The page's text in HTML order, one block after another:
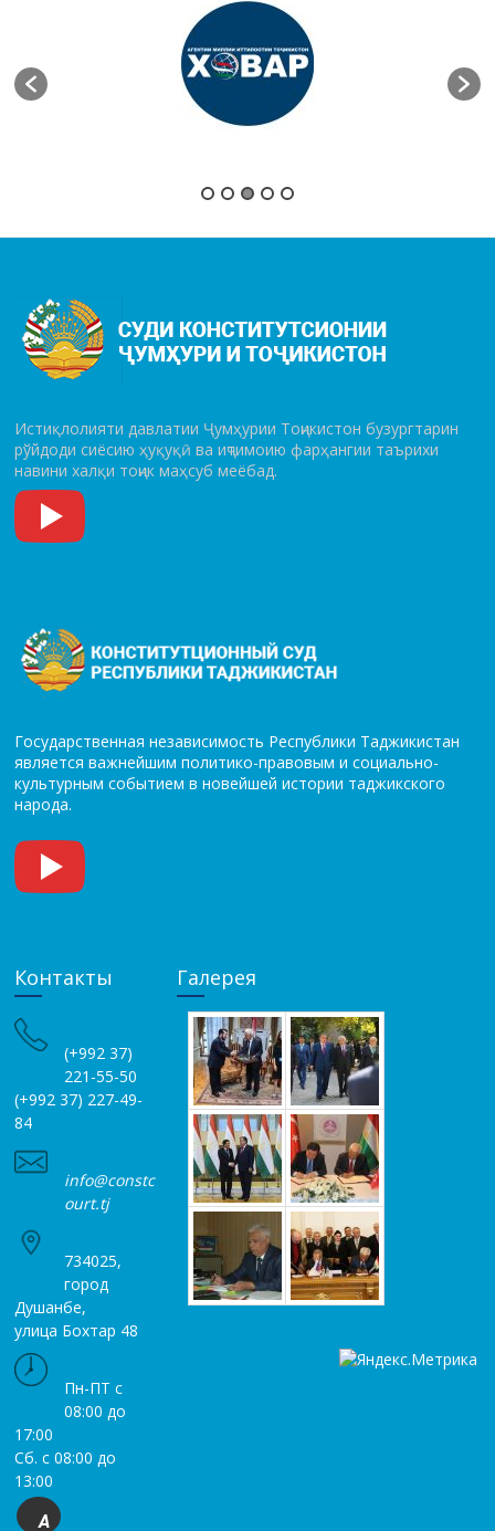
Истиқлолияти давлатии Ҷумҳурии Тоҷикистон бузургтарин
рўй­до­ди сиёсию ҳуқуқӣ ва иҷтимоию фарҳангии таърихи
навини халқи тоҷик маҳсуб меёбад.
Государственная независимость Республики Таджикистан
является важнейшим политико-правовым и социально-
культурным событием в новейшей истории таджикского
народа.
Контакты
(+992 37)
221-55-50
(+992 37) 227-49-
84
info@constc
ourt.tj
734025,
город
Душанбе,
улица Бохтар 48
Пн-ПТ с
08:00 до
17:00
Сб. с 08:00 до
13:00
Галерея
A